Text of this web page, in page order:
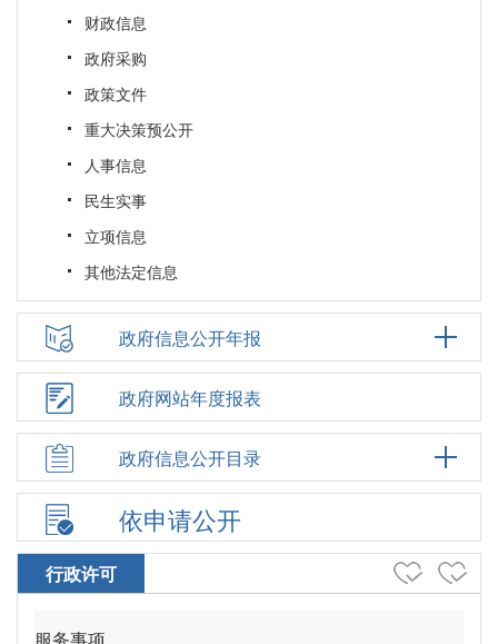
财政信息
政府采购
政策文件
重大决策预公开
人事信息
民生实事
立项信息
其他法定信息
政府信息公开年报
政府网站年度报表
政府信息公开目录
依申请公开
行政许可